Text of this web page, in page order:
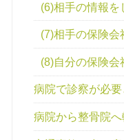
(6)相手の情報を
(7)相手の保険会
(8)自分の保険会
病院で診察が必
病院から整骨院